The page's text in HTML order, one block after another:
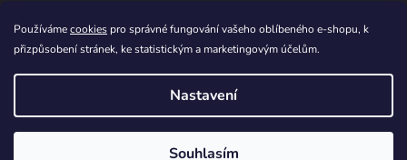
Používámecookies pro správné fungování vašeho oblíbeného e-shopu, k
přizpůsobení stránek, ke statistickým a marketingovým účelům.
Nastavení
Souhlasím
ČESKÁ REPUBLIKA
SLOVENSKO
MAĎARSKO
RUMUNSKO
POLSKO
EVROPSKÁ UNIE
Vytvořil Shoptet